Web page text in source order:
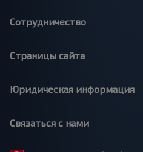
Сотрудничество
Страницы сайта
Юридическая информация
Связаться с нами